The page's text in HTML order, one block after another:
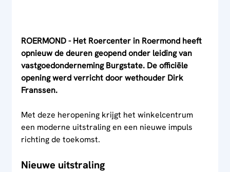
ROERMOND - Het Roercenter in Roermond heeft
opnieuw de deuren geopend onder leiding van
vastgoedonderneming Burgstate. De officiële
opening werd verricht door wethouder Dirk
Franssen.
Met deze heropening krijgt het winkelcentrum
een moderne uitstraling en een nieuwe impuls
richting de toekomst.
Nieuwe uitstraling